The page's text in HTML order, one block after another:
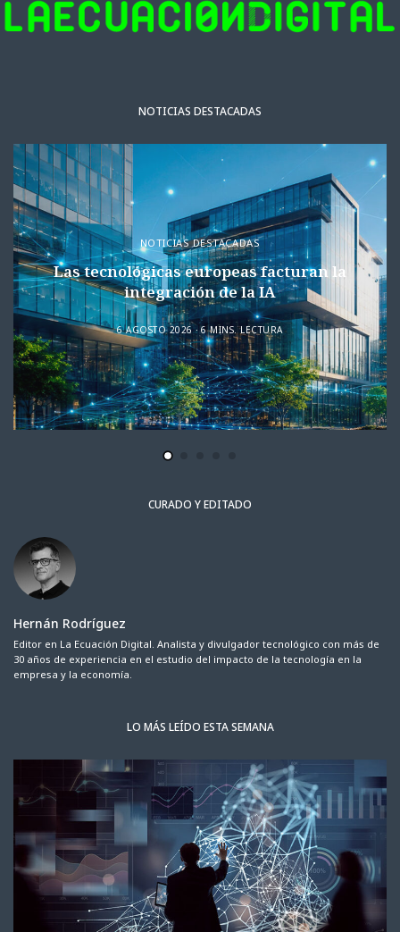
NOTICIAS DESTACADAS
NOTICIAS DESTACADAS
Las tecnológicas europeas facturan la
integración de la IA
6 AGOSTO 2026 6 MINS. LECTURA
CURADO Y EDITADO
Hernán Rodríguez
Editor en La Ecuación Digital. Analista y divulgador tecnológico con más de
30 años de experiencia en el estudio del impacto de la tecnología en la
empresa y la economía.
LO MÁS LEÍDO ESTA SEMANA